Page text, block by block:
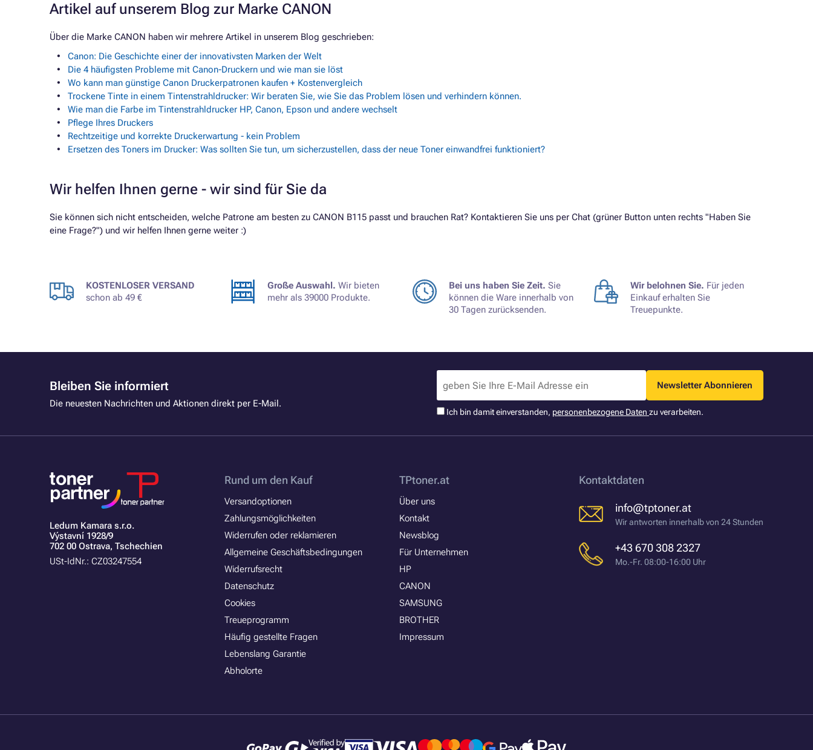
Artikel auf unserem Blog zur Marke CANON
Über die Marke CANON haben wir mehrere Artikel in unserem Blog geschrieben:
Canon: Die Geschichte einer der innovativsten Marken der Welt
Die 4 häufigsten Probleme mit Canon-Druckern und wie man sie löst
Wo kann man günstige Canon Druckerpatronen kaufen + Kostenvergleich
Trockene Tinte in einem Tintenstrahldrucker: Wir beraten Sie, wie Sie das Problem lösen und verhindern können.
Wie man die Farbe im Tintenstrahldrucker HP, Canon, Epson und andere wechselt
Pflege Ihres Druckers
Rechtzeitige und korrekte Druckerwartung - kein Problem
Ersetzen des Toners im Drucker: Was sollten Sie tun, um sicherzustellen, dass der neue Toner einwandfrei funktioniert?
Wir helfen Ihnen gerne - wir sind für Sie da
Sie können sich nicht entscheiden, welche Patrone am besten zu CANON B115 passt und brauchen Rat? Kontaktieren Sie uns per Chat (grüner Button unten rechts "Haben Sie
eine Frage?") und wir helfen Ihnen gerne weiter :)
KOSTENLOSER VERSAND
schon ab 49 €
Große Auswahl. Wir bieten
mehr als 39000 Produkte.
Bei uns haben Sie Zeit. Sie
können die Ware innerhalb von
30 Tagen zurücksenden.
Wir belohnen Sie. Für jeden
Einkauf erhalten Sie
Treuepunkte.
Bleiben Sie informiert
Die neuesten Nachrichten und Aktionen direkt per E-Mail.
Newsletter Abonnieren
Ich bin damit einverstanden, personenbezogene Daten zu verarbeiten.
Ledum Kamara s.r.o.
Výstavní 1928/9
702 00 Ostrava, Tschechien
USt-IdNr.: CZ03247554
Rund um den Kauf
Versandoptionen
Zahlungsmöglichkeiten
Widerrufen oder reklamieren
Allgemeine Geschäftsbedingungen
Widerrufsrecht
Datenschutz
Cookies
Treueprogramm
Häufig gestellte Fragen
Lebenslang Garantie
Abholorte
TPtoner.at
Über uns
Kontakt
Newsblog
Für Unternehmen
HP
CANON
SAMSUNG
BROTHER
Impressum
Kontaktdaten
info@tptoner.at
Wir antworten innerhalb von 24 Stunden
+43 670 308 2327
Mo.-Fr. 08:00-16:00 Uhr